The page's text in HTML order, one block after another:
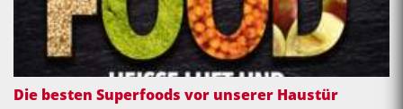
Die besten Superfoods vor unserer Haustür